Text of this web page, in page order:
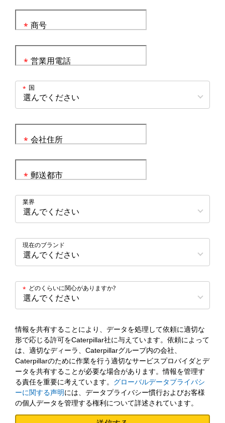
商号
*
営業用電話
*
国
*
会社住所
*
郵送都市
*
業界
現在のブランド
どのくらいに関心がありますか?
*
情報を共有することにより、データを処理して依頼に適切な
形で応じる許可をCaterpillar社に与えています。依頼によって
は、適切なディーラ、Caterpillarグループ内の会社、
Caterpillarのために作業を行う適切なサービスプロバイダとデ
ータを共有することが必要な場合があります。情報を管理す
る責任を重要に考えています。 グローバルデータプライバシ
ーに関する声明には、データプライバシー慣行およびお客様
の個人データを管理する権利について詳述されています。